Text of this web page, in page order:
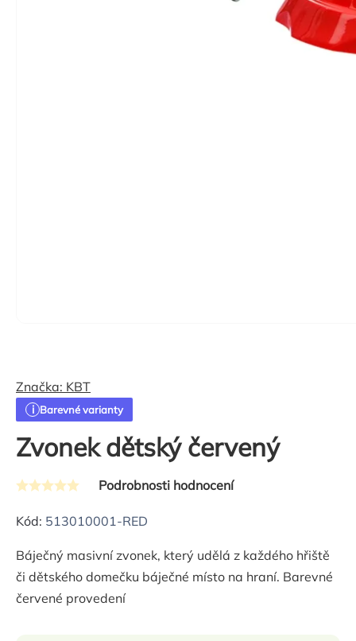
Zvonek dětský červený
Barevné varianty
Průměrné
hodnocení
je
0,0
z
Podrobnosti hodnocení
Značka: KBT
Kód: 513010001-RED
Báječný masivní zvonek, který udělá z každého hřiště
či dětského domečku báječné místo na hraní. Barevné
červené provedení